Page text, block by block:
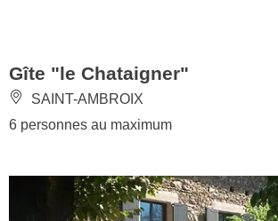
Gîte "le Chataigner"
SAINT-AMBROIX
6 personnes au maximum